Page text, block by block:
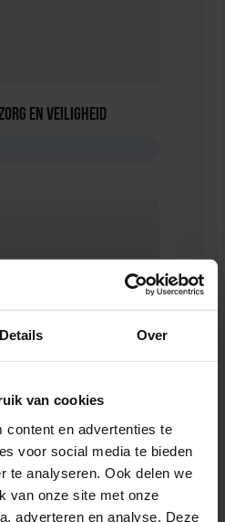
Details Over
van cookies
content en advertenties te
voor social media te bieden
te analyseren. Ook delen we
van onze site met onze
adverteren en analyse. Deze
en veiligheid